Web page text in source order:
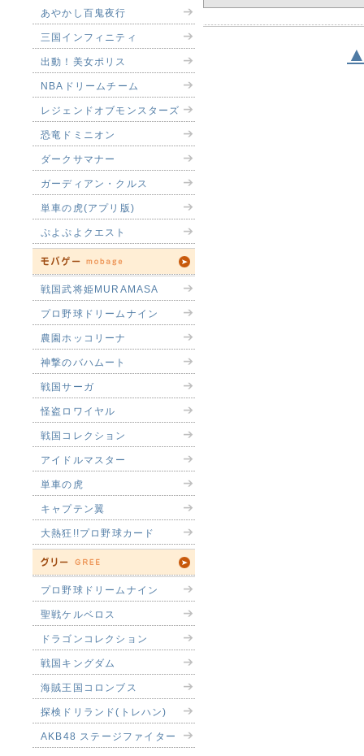
あやかし百鬼夜行
三国インフィニティ
出動！美女ポリス
NBAドリームチーム
レジェンドオブモンスターズ
恐竜ドミニオン
ダークサマナー
ガーディアン・クルス
単車の虎(アプリ版)
ぷよぷよクエスト
戦国武将姫MURAMASA
プロ野球ドリームナイン
農園ホッコリーナ
神撃のバハムート
戦国サーガ
怪盗ロワイヤル
戦国コレクション
アイドルマスター
単車の虎
キャプテン翼
大熱狂!!プロ野球カード
プロ野球ドリームナイン
聖戦ケルベロス
ドラゴンコレクション
戦国キングダム
海賊王国コロンブス
探検ドリランド(トレハン)
AKB48 ステージファイター